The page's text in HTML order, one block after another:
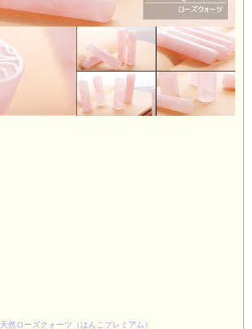
天然ローズクォーツ（はんこプレミアム）